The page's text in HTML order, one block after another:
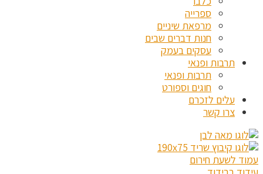
ספרייה
מרפאת שיניים
חנות דברים שבים
עסקים בעמק
תרבות ופנאי
תרבות ופנאי
חוגים וספורט
עלים לזכרם
צרו קשר
עמוד לשעת חירום